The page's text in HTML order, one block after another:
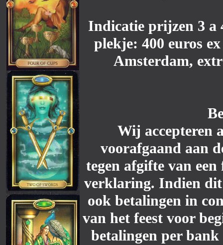
Indicatie prijzen 3 a
plekje: 400 euros
Amsterdam,
Wij accepteren
voorafgaand aan
tegen afgifte van
verklaring. Indien
ook betalingen in
van het feest voor
betalingen per